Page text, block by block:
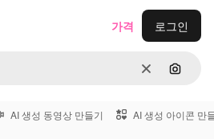
지우기이미지
가격 로그인
AI 생성 동영상 만들기 AI 생성 아이콘 만